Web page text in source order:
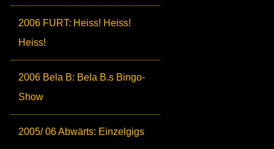
2006 FURT: Heiss! Heiss!
Heiss!
2006 Bela B: Bela B.s Bingo-
Show
2005/ 06 Abwärts: Einzelgigs